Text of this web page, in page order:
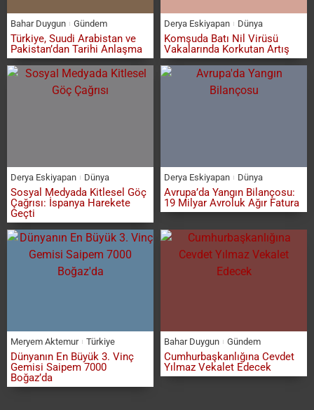
Bahar Duygun Gündem
Türkiye, Suudi Arabistan ve
Pakistan’dan Tarihi Anlaşma
Derya Eskiyapan Dünya
Komşuda Batı Nil Virüsü
Vakalarında Korkutan Artış
Derya Eskiyapan Dünya
Sosyal Medyada Kitlesel Göç
Çağrısı: İspanya Harekete
Geçti
Derya Eskiyapan Dünya
Avrupa’da Yangın Bilançosu:
19 Milyar Avroluk Ağır Fatura
Meryem Aktemur Türkiye
Dünyanın En Büyük 3. Vinç
Gemisi Saipem 7000
Boğaz’da
Bahar Duygun Gündem
Cumhurbaşkanlığına Cevdet
Yılmaz Vekalet Edecek